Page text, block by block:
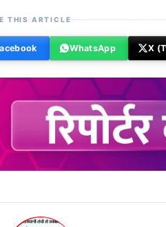
THIS ARTICLE
WhatsApp X